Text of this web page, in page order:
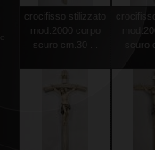
crocifisso stilizzato
mod.2000 corpo
scuro cm.30 ...
scuro